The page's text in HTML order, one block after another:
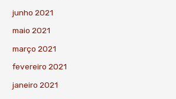
junho 2021
maio 2021
março 2021
fevereiro 2021
janeiro 2021